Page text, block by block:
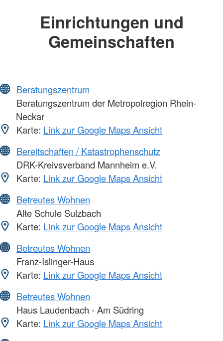
Einrichtungen und
Gemeinschaften
Beratungszentrum
Beratungszentrum der Metropolregion Rhein-
Neckar
Karte: Link zur Google Maps Ansicht
Bereitschaften / Katastrophenschutz
DRK-Kreivsverband Mannheim e.V.
Karte: Link zur Google Maps Ansicht
Betreutes Wohnen
Alte Schule Sulzbach
Karte: Link zur Google Maps Ansicht
Betreutes Wohnen
Franz-Islinger-Haus
Karte: Link zur Google Maps Ansicht
Betreutes Wohnen
Haus Laudenbach - Am Südring
Karte: Link zur Google Maps Ansicht